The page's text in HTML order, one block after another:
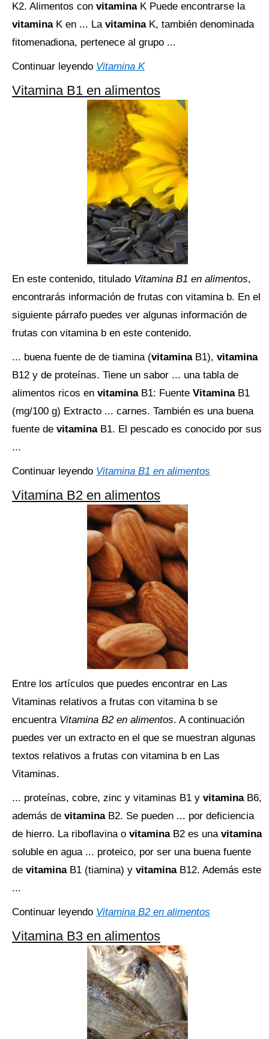
K2. Alimentos con vitamina K Puede encontrarse la
vitamina K en ... La vitamina K, también denominada
fitomenadiona, pertenece al grupo ...
Continuar leyendo Vitamina K
Vitamina B1 en alimentos
En este contenido, titulado Vitamina B1 en alimentos,
encontrarás información de frutas con vitamina b. En el
siguiente párrafo puedes ver algunas información de
frutas con vitamina b en este contenido.
... buena fuente de de tiamina (vitamina B1), vitamina
B12 y de proteínas. Tiene un sabor ... una tabla de
alimentos ricos en vitamina B1: Fuente Vitamina B1
(mg/100 g) Extracto ... carnes. También es una buena
fuente de vitamina B1. El pescado es conocido por sus
...
Continuar leyendo Vitamina B1 en alimentos
Vitamina B2 en alimentos
Entre los artículos que puedes encontrar en Las
Vitaminas relativos a frutas con vitamina b se
encuentra Vitamina B2 en alimentos. A continuación
puedes ver un extracto en el que se muestran algunas
textos relativos a frutas con vitamina b en Las
Vitaminas.
... proteínas, cobre, zinc y vitaminas B1 y vitamina B6,
además de vitamina B2. Se pueden ... por deficiencia
de hierro. La riboflavina o vitamina B2 es una vitamina
soluble en agua ... proteico, por ser una buena fuente
de vitamina B1 (tiamina) y vitamina B12. Además este
...
Continuar leyendo Vitamina B2 en alimentos
Vitamina B3 en alimentos